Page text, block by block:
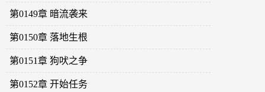
第0149章 暗流袭来
第0150章 落地生根
第0151章 狗吠之争
第0152章 开始任务